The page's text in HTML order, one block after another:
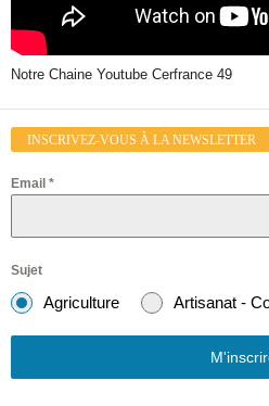
Notre Chaine Youtube Cerfrance 49
INSCRIVEZ-VOUS À LA NEWSLETTER
Email *
Sujet
Agriculture Artisanat -